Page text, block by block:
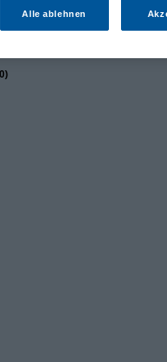
Alle ablehnen